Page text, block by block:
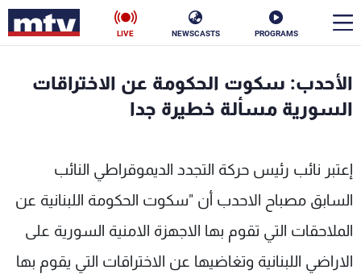
PROGRAMS
NEWSCASTS
LIVE
الأحدب: سكوت الحكومة عن الاختراقات
السورية مسألة خطيرة جدا
إعتبر نائب رئيس حركة التجدد الديموقراطي النائب
السابق مصباح الاحدب أن "سكوت الحكومة اللبنانية عن
الملاحقات التي تقوم بها الاجهزة الامنية السورية على
الاراضي اللبنانية وتغاضيها عن الاختراقات التي يقوم بها
الأخبار
إقتصاد
منوعات رياضة
كأس العالم